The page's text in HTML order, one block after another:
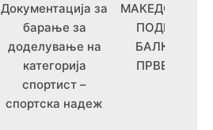
Документација за
барање за
доделување на
категорија
спортист –
спортска надеж
МАКЕДОНИЈА
ПОДИУМ НА
БАЛКАНСКО
ПРВЕНСТВО